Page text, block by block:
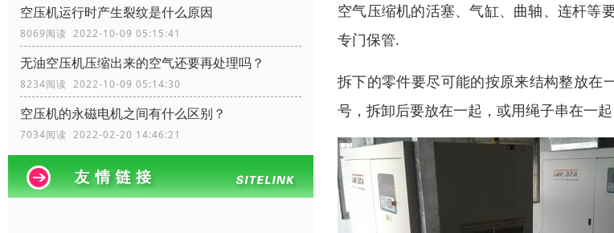
空压机运行时产生裂纹是什么原因
8069阅读 2022-10-09 05:15:41
无油空压机压缩出来的空气还要再处理吗？
8234阅读 2022-10-09 05:14:30
空压机的永磁电机之间有什么区别？
7034阅读 2022-02-20 14:46:21
空气压缩机的活塞、气缸、曲轴、连杆等
专门保管.
拆下的零件要尽可能的按原来结构整放在
号，拆卸后要放在一起，或用绳子串在一